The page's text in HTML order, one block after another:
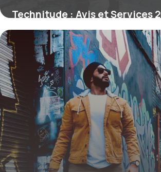
Technitude : Avis et Services
25 juin 2026